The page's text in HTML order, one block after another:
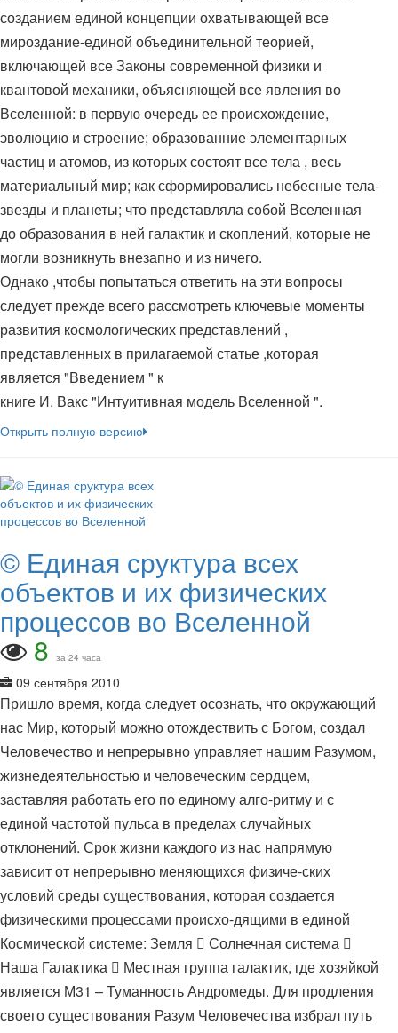
созданием единой концепции охватывающей все
мироздание-единой объединительной теорией,
включающей все Законы современной физики и
квантовой механики, объясняющей все явления во
Вселенной: в первую очередь ее происхождение,
эволюцию и строение; образованние элементарных
частиц и атомов, из которых состоят все тела , весь
материальный мир; как сформировались небесные тела-
звезды и планеты; что представляла собой Вселенная
до образования в ней галактик и скоплений, которые не
могли возникнуть внезапно и из ничего.
Однако ,чтобы попытаться ответить на эти вопросы
следует прежде всего рассмотреть ключевые моменты
развития космологических представлений ,
представленных в прилагаемой статье ,которая
является "Введением " к
книге И. Вакс "Интуитивная модель Вселенной ".
Открыть полную версию
© Единая сруктура всех
объектов и их физических
процессов во Вселенной
8 за 24 часа
09 сентября 2010
Пришло время, когда следует осознать, что окружающий
нас Мир, который можно отождествить с Богом, создал
Человечество и непрерывно управляет нашим Разумом,
жизнедеятельностью и человеческим сердцем,
заставляя работать его по единому алго-ритму и с
единой частотой пульса в пределах случайных
отклонений. Срок жизни каждого из нас напрямую
зависит от непрерывно меняющихся физиче-ских
условий среды существования, которая создается
физическими процессами происхо-дящими в единой
Космической системе: Земля  Солнечная система 
Наша Галактика  Местная группа галактик, где хозяйкой
является М31 – Туманность Андромеды. Для продления
своего существования Разум Человечества избрал путь